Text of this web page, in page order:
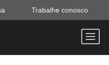
Trabalhe conosco